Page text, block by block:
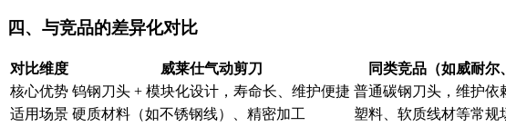
四、与竞品的差异化对比
对比维度 威莱仕气动剪刀
同类竞品（如威耐尔
核心优势 钨钢刀头 + 模块化设计，寿命长、维护便捷 普通碳钢刀头，维护依
适用场景 硬质材料（如不锈钢线）、精密加工
塑料、软质线材等常规